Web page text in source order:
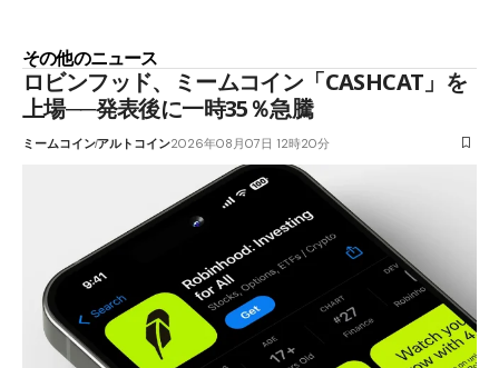
その他のニュース
ロビンフッド、ミームコイン「CASHCAT」を
上場──発表後に一時35％急騰
ミームコインアルトコイン2026年08月07日 12時20分